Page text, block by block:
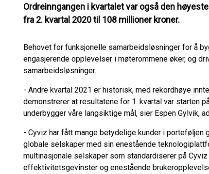
Ordreinngangen i kvartalet var også den
fra 2. kvartal 2020 til 108 millioner kroner.
Behovet for funksjonelle samarbeidsløsninger for å
engasjerende opplevelser i møterommene øker, og
samarbeidsløsninger.
- Andre kvartal 2021 er historisk, med rekordhøye
demonstrerer at resultatene for 1. kvartal var starten
underbygger våre langsiktige mål, sier Espen Gylvik,
- Cyviz har fått mange betydelige kunder i
globale selskaper med sin enestående
multinasjonale selskaper som standardiserer på
effektivitetsgevinster og enestående